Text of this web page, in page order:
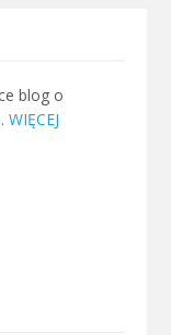
blog o
WIĘCEJ